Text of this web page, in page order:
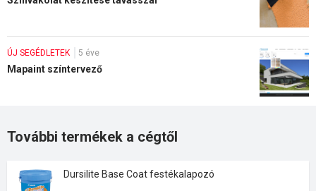
ÚJ SEGÉDLETEK 5 éve
Mapaint színtervező
További termékek a cégtől
Dursilite Base Coat festékalapozó